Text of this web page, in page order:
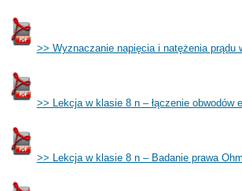
>> Wyznaczanie napięcia i natężenia prądu
>> Lekcja w klasie 8 n – łączenie obwodów
>> Lekcja w klasie 8 n – Badanie prawa